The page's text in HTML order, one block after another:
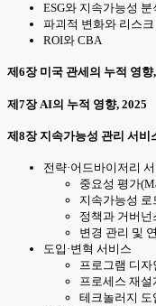
ESG와 지속가능성 분
파괴적 변화와 리스
ROI와 CBA
제6장 미국 관세의 누적 영향
제7장 AI의 누적 영향, 2025
제8장 지속가능성 관리 서비
전략·어드바이저리
중요성 평가
지속가능성 로
정책과 거버넌
변경 관리 및
도입·변혁 서비스
프로그램 디자
프로세스 재
테크놀러지 도